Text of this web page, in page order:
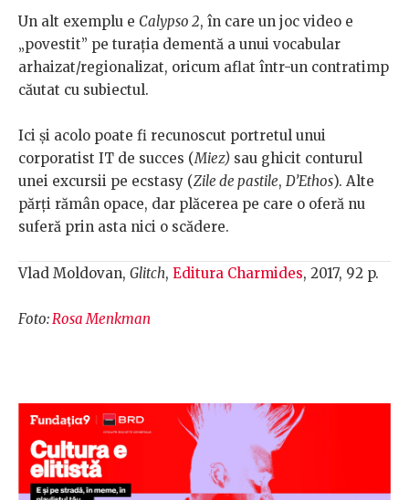
Un alt exemplu e Calypso 2, în care un joc video e
„povestit” pe turația dementă a unui vocabular
arhaizat/regionalizat, oricum aflat într-un contratimp
căutat cu subiectul.
Ici și acolo poate fi recunoscut portretul unui
corporatist IT de succes (Miez) sau ghicit conturul
unei excursii pe ecstasy (Zile de pastile, D’Ethos). Alte
părți rămân opace, dar plăcerea pe care o oferă nu
suferă prin asta nici o scădere.
Vlad Moldovan, Glitch, Editura Charmides, 2017, 92 p.
Foto:Rosa Menkman